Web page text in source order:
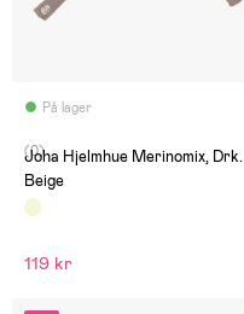
På lager
(0)
Joha Hjelmhue Merinomix, Drk.
Beige
119 kr